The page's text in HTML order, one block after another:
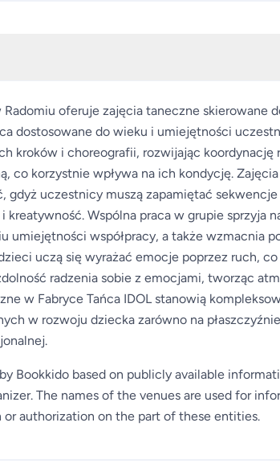
Radomiu oferuje zajęcia taneczne skierowane
dostosowane do wieku i umiejętności
kroków i choreografii, rozwijając koordynację
co korzystnie wpływa na ich kondycję.
gdyż uczestnicy muszą zapamiętać
kreatywność. Wspólna praca w grupie sprzyja
umiejętności współpracy, a także wzmacnia
uczą się wyrażać emocje poprzez ruch,
radzenia sobie z emocjami, tworząc
w Fabryce Tańca IDOL stanowią
w rozwoju dziecka zarówno na
Bookkido based on publicly available
The names of the venues are used for
authorization on the part of these entities.